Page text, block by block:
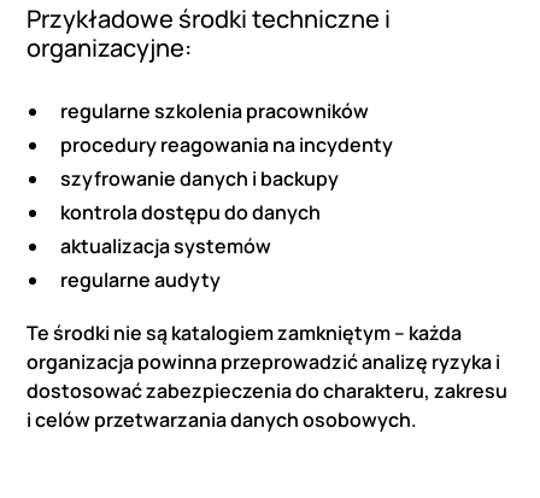
Przykładowe środki techniczne i
organizacyjne:
regularne szkolenia pracowników
procedury reagowania na incydenty
szyfrowanie danych i backupy
kontrola dostępu do danych
aktualizacja systemów
regularne audyty
Te środki nie są katalogiem zamkniętym – każda
organizacja powinna przeprowadzić analizę ryzyka i
dostosować zabezpieczenia do charakteru, zakresu
i celów przetwarzania danych osobowych.